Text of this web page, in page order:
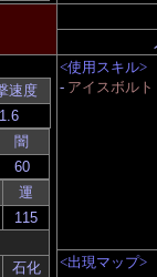
速度
闇
運
石化
<使用スキル>
- アイスボルト
<出現マップ>